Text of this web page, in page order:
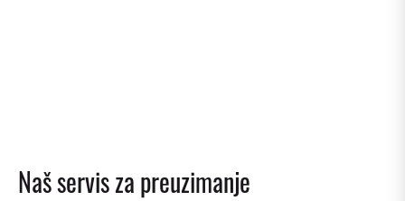
Naš servis za preuzimanje